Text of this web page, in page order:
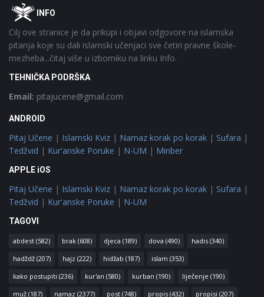
FooterOINFO
Cilj ove stranice je da prikupi i objavi odgovore na islamska
pitanja koje su dali islamski učenjaci sve četiri pravne škole-
mezheba...čitaj više u izborniku na linku Info.
TEHNIČKA PODRŠKA
Email: pitajucene@gmail.com
ANDROID
Pitaj Učene | Islamski Kviz | Namaz korak po korak | Sufara |
Tedžvid | Kur'anske Poruke | N-UM | Minber
APPLE iOS
Pitaj Učene | Islamski Kviz | Namaz korak po korak | Sufara |
Tedžvid | Kur'anske Poruke | N-UM
TAGOVI
abdest (582) brak (608) djeca (189) dova (490) hadis (340)
hadždž (207) hajz (222) hidžab (187) islam (353)
kako postupiti (236) kur'an (580) kurban (190) liječenje (190)
muž (187) namaz (2377) post (748) propis (432) propisi (207)